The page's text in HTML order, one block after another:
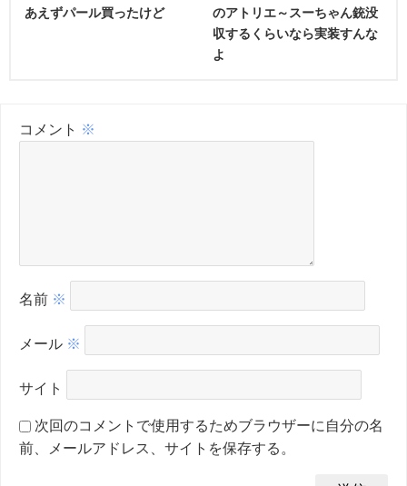
あえずパール買ったけど
のアトリエ～スーちゃん銃没
収するくらいなら実装すんな
よ
コメント ※
名前 ※
メール ※
サイト
次回のコメントで使用するためブラウザーに自分の名
前、メールアドレス、サイトを保存する。